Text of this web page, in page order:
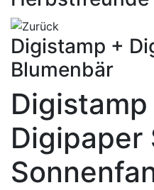
Digistamp +
Blumenbär
Digistamp
Digipaper